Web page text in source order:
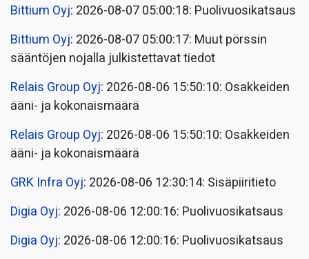
Bittium Oyj: 2026-08-07 05:00:18: Puolivuosikatsaus
Bittium Oyj: 2026-08-07 05:00:17: Muut pörssin
sääntöjen nojalla julkistettavat tiedot
Relais Group Oyj: 2026-08-06 15:50:10: Osakkeiden
ääni- ja kokonaismäärä
Relais Group Oyj: 2026-08-06 15:50:10: Osakkeiden
ääni- ja kokonaismäärä
GRK Infra Oyj: 2026-08-06 12:30:14: Sisäpiiritieto
Digia Oyj: 2026-08-06 12:00:16: Puolivuosikatsaus
Digia Oyj: 2026-08-06 12:00:16: Puolivuosikatsaus